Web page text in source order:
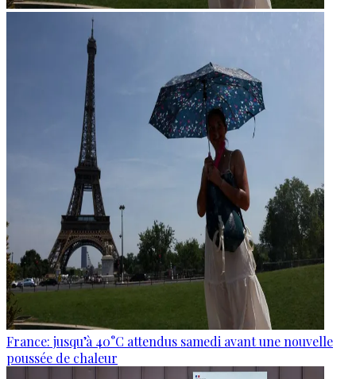
France: jusqu’à 40°C attendus samedi avant une nouvelle
poussée de chaleur